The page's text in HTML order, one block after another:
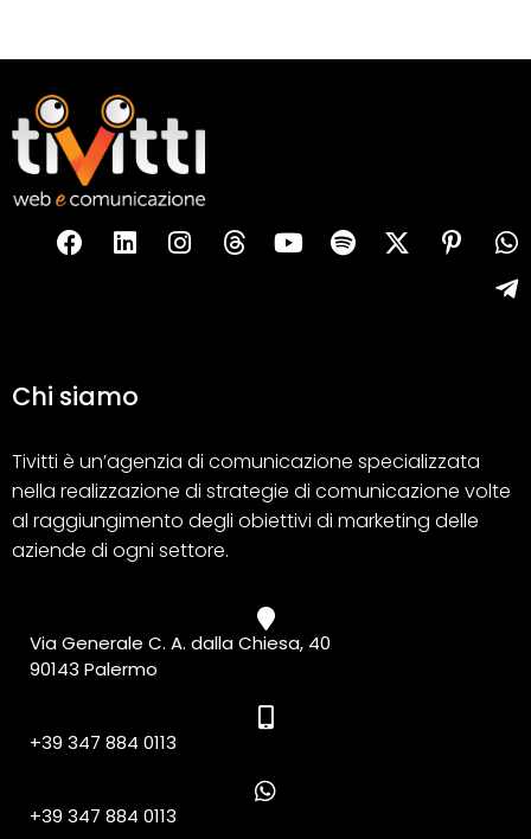
Chi siamo
Tivitti è un’agenzia di comunicazione specializzata
nella realizzazione di strategie di comunicazione volte
al raggiungimento degli obiettivi di marketing delle
aziende di ogni settore.
Via Generale C. A. dalla Chiesa, 40
90143 Palermo
+39 347 884 0113
+39 347 884 0113